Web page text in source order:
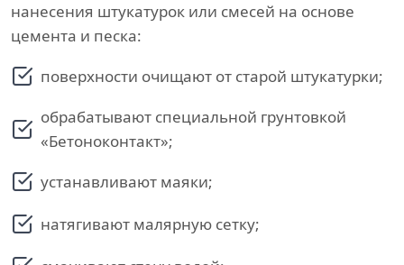
нанесения штукатурок или смесей на основе
цемента и песка:
поверхности очищают от старой штукатурки;
обрабатывают специальной грунтовкой
«Бетоноконтакт»;
устанавливают маяки;
натягивают малярную сетку;